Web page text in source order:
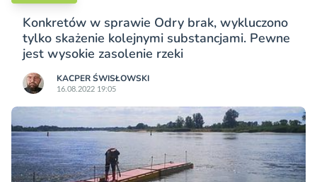
Konkretów w sprawie Odry brak, wykluczono
tylko skażenie kolejnymi substancjami. Pewne
jest wysokie zasolenie rzeki
KACPER ŚWISŁO­WSKI
16.08.2022 19:05